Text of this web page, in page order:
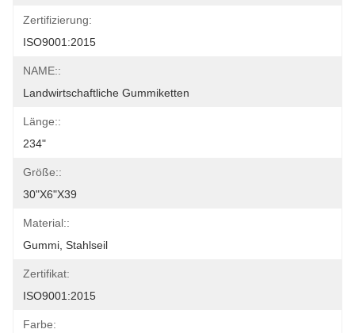
Zertifizierung:
ISO9001:2015
NAME::
Landwirtschaftliche Gummiketten
Länge::
234"
Größe::
30"x6"x39
Material::
Gummi, Stahlseil
Zertifikat:
ISO9001:2015
Farbe: